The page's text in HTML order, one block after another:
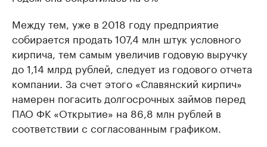
Между тем, уже в 2018 году предприятие
собирается продать 107,4 млн штук условного
кирпича, тем самым увеличив годовую выручку
до 1,14 млрд рублей, следует из годового отчета
компании. За счет этого «Славянский кирпич»
намерен погасить долгосрочных займов перед
ПАО ФК «Открытие» на 86,8 млн рублей в
соответствии с согласованным графиком.